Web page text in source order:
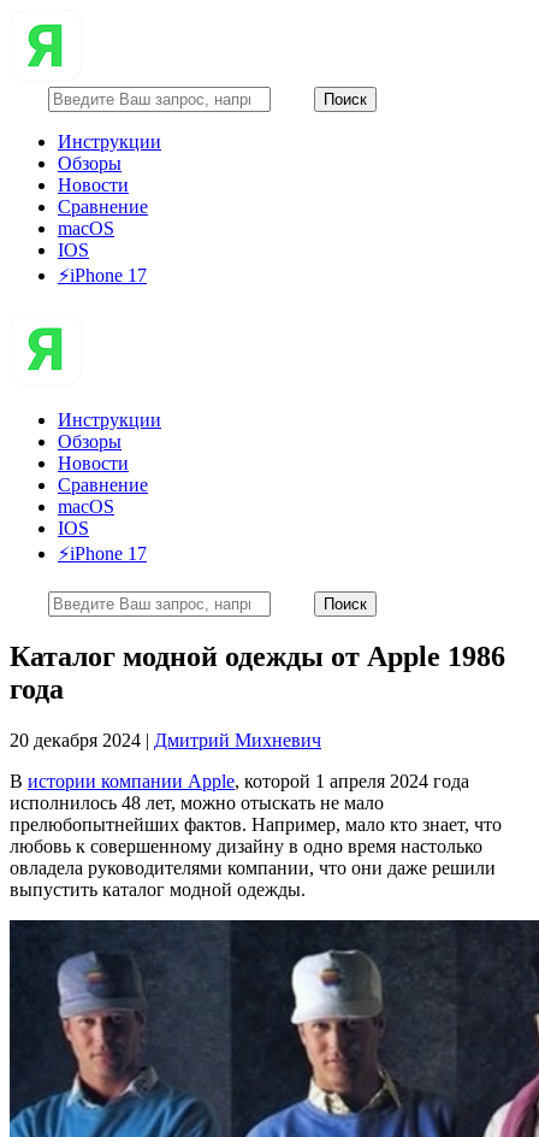
Инструкции
Обзоры
Новости
Сравнение
macOS
IOS
⚡️iPhone 17
Инструкции
Обзоры
Новости
Сравнение
macOS
IOS
⚡️iPhone 17
Каталог модной одежды от Apple 1986
года
20 декабря 2024 | Дмитрий Михневич
В истории компании Apple, которой 1 апреля 2024 года
исполнилось 48 лет, можно отыскать не мало
прелюбопытнейших фактов. Например, мало кто знает, что
любовь к совершенному дизайну в одно время настолько
овладела руководителями компании, что они даже решили
выпустить каталог модной одежды.